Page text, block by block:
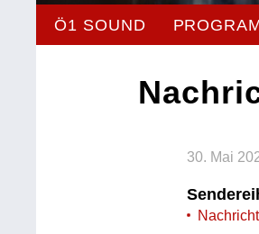
Ö1 SOUND
30. Mai